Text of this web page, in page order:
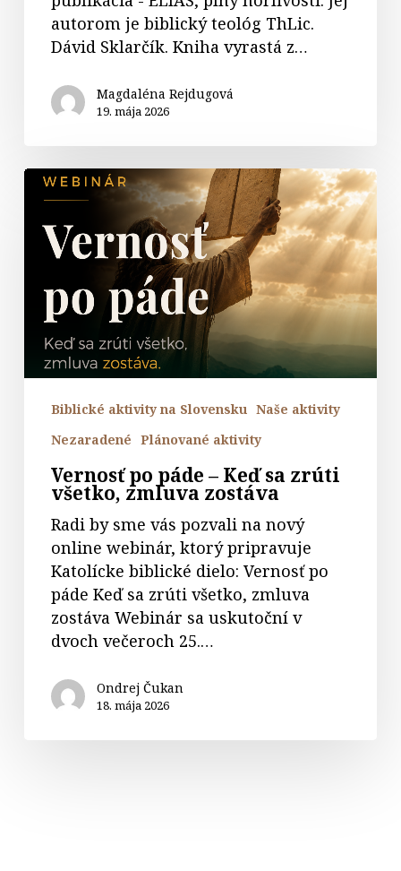
autorom je biblický teológ ThLic.
Dávid Sklarčík. Kniha vyrastá z…
Magdaléna Rejdugová
19. mája 2026
Vernosť
páde
zrúti
všetko,
zmluva
Biblické aktivity na Slovensku Naše aktivity
Nezaradené Plánované aktivity
Vernosť po páde – Keď sa zrúti
všetko, zmluva zostáva
Radi by sme vás pozvali na nový
online webinár, ktorý pripravuje
Katolícke biblické dielo: Vernosť po
páde Keď sa zrúti všetko, zmluva
zostáva Webinár sa uskutoční v
dvoch večeroch 25.…
Ondrej Čukan
18. mája 2026